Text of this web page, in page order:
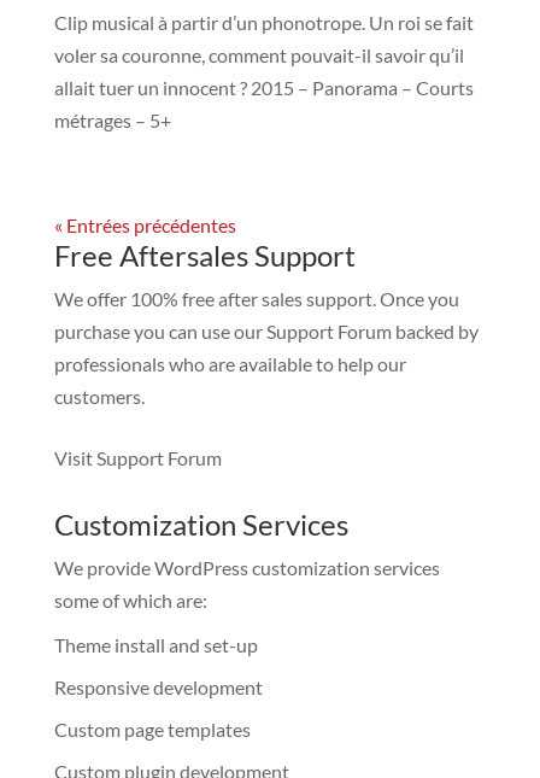
Clip musical à partir d’un phonotrope. Un roi se fait
voler sa couronne, comment pouvait-il savoir qu’il
allait tuer un innocent ? 2015 – Panorama – Courts
métrages – 5+
« Entrées précédentes
Free Aftersales Support
We offer 100% free after sales support. Once you
purchase you can use ourSupport Forumbacked by
professionals who are available to help our
customers.
Visit Support Forum
Customization Services
We provide WordPress customization services
some of which are:
Theme install and set-up
Responsive development
Custom page templates
Custom plugin development